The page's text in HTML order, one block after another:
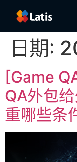
日期:
[Game
QA外包
重哪些条